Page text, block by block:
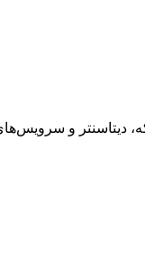
و سرویس‌های